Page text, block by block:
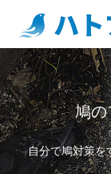
鳩の
自分で鳩対策